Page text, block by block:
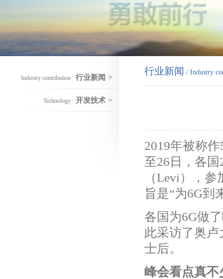
Industry contribution 行业新闻 >
Technology 开发技术 >
行业新闻 / Industry
2019年被称
至26日，各
（Levi），
旨是“为6G到
各国为6G做
此采访了奥
士后。
峰会看点真不